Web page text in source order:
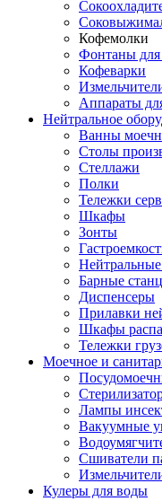
Кофемолки
Фонтаны для
Кофеварки
Аппараты
Нейтральное
Ванны
Столы
Стеллажи
Полки
Тележки
Шкафы
Зонты
Барные
Диспенсеры
Прилавки
Шкафы
Тележки
Моечное и
Лампы
Вакуумные
Сшиватели
Кулеры для воды